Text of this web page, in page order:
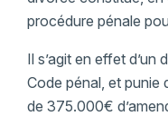
procédure pénale
Il s’agit en effet d’un
Code pénal, et punie
de 375.000€